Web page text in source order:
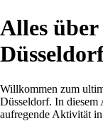
Alles
Willkommen zum
Düsseldorf. In diesem
aufregende Aktivität